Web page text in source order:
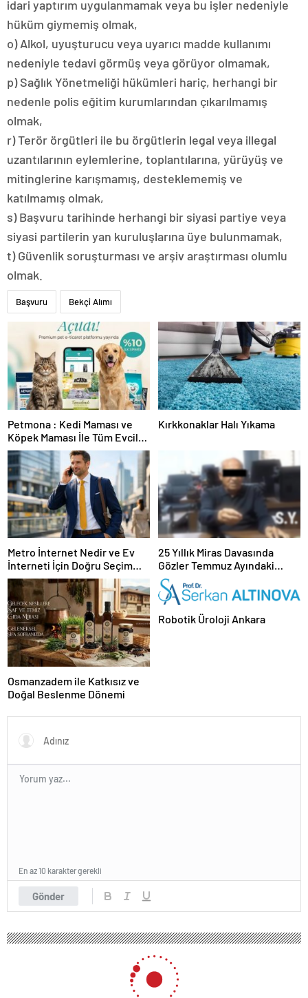
idari yaptırım uygulanmamak veya bu işler nedeniyle
hüküm giymemiş olmak,
o) Alkol, uyuşturucu veya uyarıcı madde kullanımı
nedeniyle tedavi görmüş veya görüyor olmamak,
p) Sağlık Yönetmeliği hükümleri hariç, herhangi bir
nedenle polis eğitim kurumlarından çıkarılmamış
olmak,
r) Terör örgütleri ile bu örgütlerin legal veya illegal
uzantılarının eylemlerine, toplantılarına, yürüyüş ve
mitinglerine karışmamış, desteklememiş ve
katılmamış olmak,
s) Başvuru tarihinde herhangi bir siyasi partiye veya
siyasi partilerin yan kuruluşlarına üye bulunmamak,
t) Güvenlik soruşturması ve arşiv araştırması olumlu
olmak.
Başvuru Bekçi Alımı
Petmona : Kedi Maması ve
Köpek Maması İle Tüm Evcil
Hayvan Ürünleri
Kırkkonaklar Halı Yıkama
Metro İnternet Nedir ve Ev
İnterneti İçin Doğru Seçim
Nasıl Yapılır
25 Yıllık Miras Davasında
Gözler Temmuz Ayındaki
Karar Duruşmasına Çevrildi
Osmanzadem ile Katkısız ve
Doğal Beslenme Dönemi
Robotik Üroloji Ankara
Gönder
En az 10 karakter gerekli